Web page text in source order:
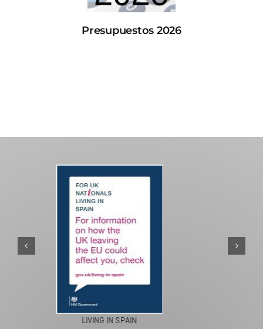
Presupuestos 2026
PASEOS EN CAMELLO